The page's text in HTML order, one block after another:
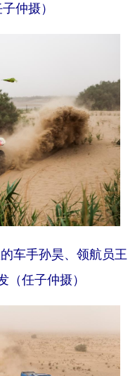
仲摄）
车手孙昊、领航员王
（任子仲摄）